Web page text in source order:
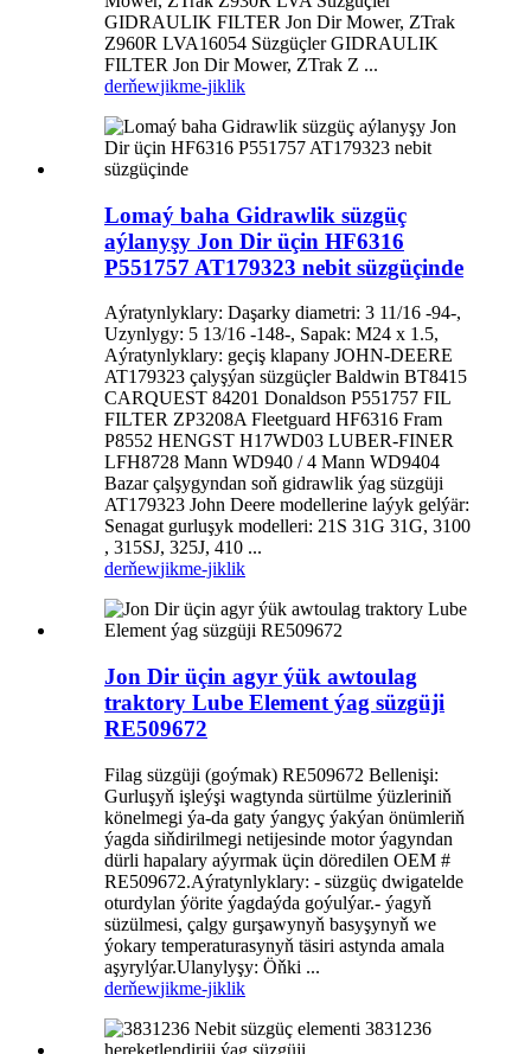
GIDRAULIK FILTER Jon Dir Mower, ZTrak
Z960R LVA16054 Süzgüçler GIDRAULIK
FILTER Jon Dir Mower, ZTrak Z ...
derňewjikme-jiklik
Lomaý baha Gidrawlik süzgüç
aýlanyşy Jon Dir üçin HF6316
P551757 AT179323 nebit süzgüçinde
Aýratynlyklary: Daşarky diametri: 3 11/16 -94-,
Uzynlygy: 5 13/16 -148-, Sapak: M24 x 1.5,
Aýratynlyklary: geçiş klapany JOHN-DEERE
AT179323 çalyşýan süzgüçler Baldwin BT8415
CARQUEST 84201 Donaldson P551757 FIL
FILTER ZP3208A Fleetguard HF6316 Fram
P8552 HENGST H17WD03 LUBER-FINER
LFH8728 Mann WD940 / 4 Mann WD9404
Bazar çalşygyndan soň gidrawlik ýag süzgüji
AT179323 John Deere modellerine laýyk gelýär:
Senagat gurluşyk modelleri: 21S 31G 31G, 3100
, 315SJ, 325J, 410 ...
derňewjikme-jiklik
Jon Dir üçin agyr ýük awtoulag
traktory Lube Element ýag süzgüji
RE509672
Filag süzgüji (goýmak) RE509672 Bellenişi:
Gurluşyň işleýşi wagtynda sürtülme ýüzleriniň
könelmegi ýa-da gaty ýangyç ýakýan önümleriň
ýagda siňdirilmegi netijesinde motor ýagyndan
dürli hapalary aýyrmak üçin döredilen OEM #
RE509672.Aýratynlyklary: - süzgüç dwigatelde
oturdylan ýörite ýagdaýda goýulýar.- ýagyň
süzülmesi, çalgy gurşawynyň basyşynyň we
ýokary temperaturasynyň täsiri astynda amala
aşyrylýar.Ulanylyşy: Öňki ...
derňewjikme-jiklik